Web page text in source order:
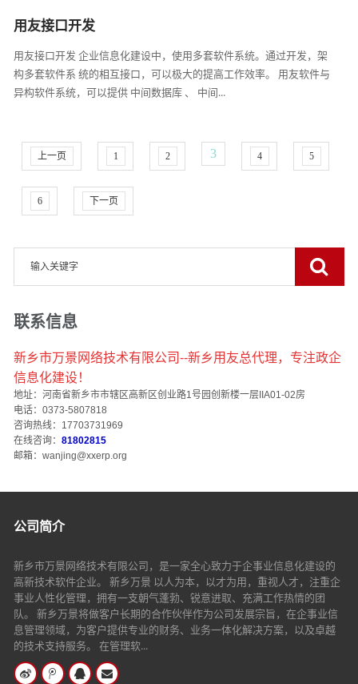
用友接口开发
用友接口开发 企业信息化建设中，使用多套软件系统。通过开发，架
构多套软件系 统的相互接口，可以极大的提高工作效率。 用友软件与
异构软件系统，可以提供 中间数据库 、 中间...
上一页 1 2 3 4 5
6 下一页
联系信息
新乡市万景网络技术有限公司--新乡用友总代理，专注政企
信息化建设！
地址：河南省新乡市市辖区高新区创业路1号园创新楼一层IIA01-02房
电话：0373-5807818
咨询热线：17703731969
在线咨询：81802815
邮箱：wanjing@xxerp.org
公司简介
新乡市万景网络技术有限公司，是一家全心致力于企事业信息化建设的
高新技术软件企业。 新乡万景 以人为本，以才为用，重视人才，注重企
事业人性化管理，拥有一支朝气蓬勃、锐意进取、充满工作热情的团
队。 新乡万景将做客户长期的合作伙伴作为公司发展宗旨，在企事业信
息管理领域，为客户提供专业的财务、业务一体化解决方案，以及卓越
的技术支持服务。 在管理软...